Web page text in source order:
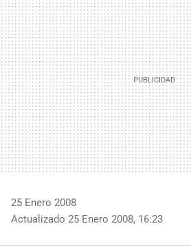
25 Enero 2008
Actualizado 25 Enero 2008, 16:23